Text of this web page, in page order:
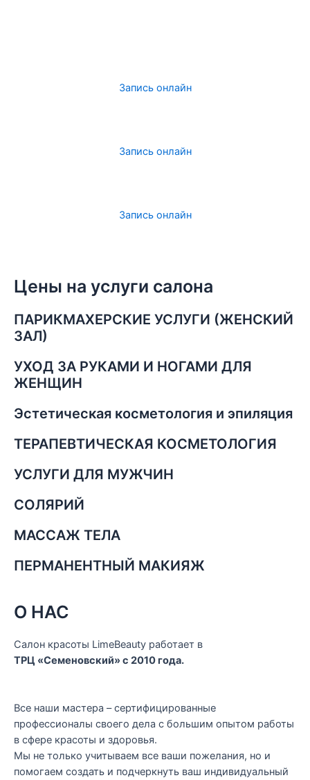
Запись онлайн
Запись онлайн
Запись онлайн
Цены на услуги салона
ПАРИКМАХЕРСКИЕ УСЛУГИ (ЖЕНСКИЙ
ЗАЛ)
УХОД ЗА РУКАМИ И НОГАМИ ДЛЯ
ЖЕНЩИН
Эстетическая косметология и эпиляция
ТЕРАПЕВТИЧЕСКАЯ КОСМЕТОЛОГИЯ
УСЛУГИ ДЛЯ МУЖЧИН
СОЛЯРИЙ
МАССАЖ ТЕЛА
ПЕРМАНЕНТНЫЙ МАКИЯЖ
О НАС
Салон красоты LimeBeauty работает в
ТРЦ «Семеновский» с 2010 года.
Все наши мастера – сертифицированные
профессионалы своего дела с большим опытом работы
в сфере красоты и здоровья.
Мы не только учитываем все ваши пожелания, но и
помогаем создать и подчеркнуть ваш индивидуальный